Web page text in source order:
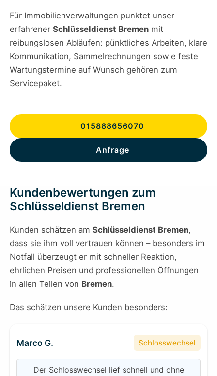
Für Immobilienverwaltungen punktet unser
erfahrener Schlüsseldienst Bremen mit
reibungslosen Abläufen: pünktliches Arbeiten, klare
Kommunikation, Sammelrechnungen sowie feste
Wartungstermine auf Wunsch gehören zum
Servicepaket.
015888656070
Anfrage
Kundenbewertungen zum
Schlüsseldienst Bremen
Kunden schätzen am Schlüsseldienst Bremen,
dass sie ihm voll vertrauen können – besonders im
Notfall überzeugt er mit schneller Reaktion,
ehrlichen Preisen und professionellen Öffnungen
in allen Teilen von Bremen.
Das schätzen unsere Kunden besonders:
Marco G. Schlosswechsel
Der Schlosswechsel lief schnell und ohne